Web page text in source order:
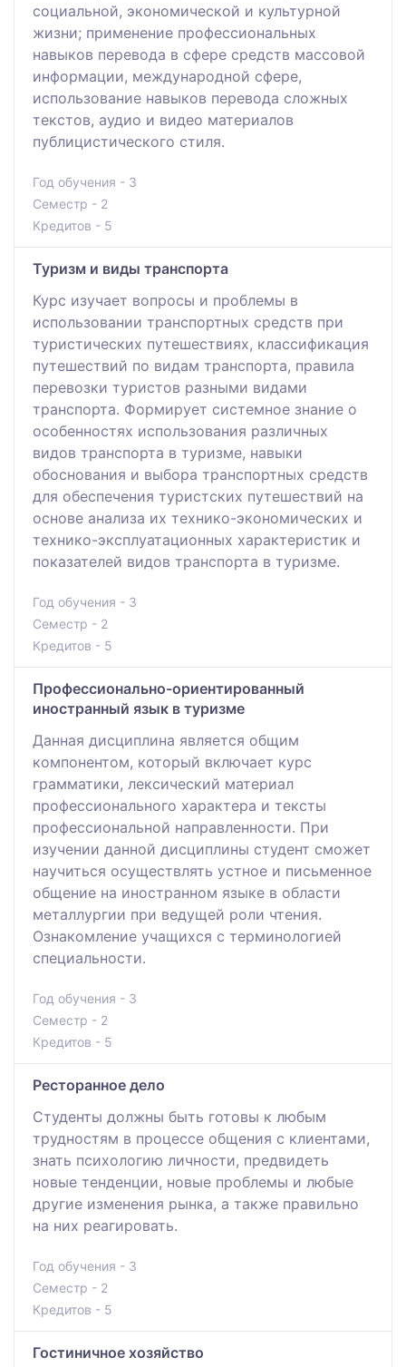
социальной, экономической и культурной
жизни; применение профессиональных
навыков перевода в сфере средств массовой
информации, международной сфере,
использование навыков перевода сложных
текстов, аудио и видео материалов
публицистического стиля.
Год обучения - 3
Семестр - 2
Кредитов - 5
Туризм и виды транспорта
Курс изучает вопросы и проблемы в
использовании транспортных средств при
туристических путешествиях, классификация
путешествий по видам транспорта, правила
перевозки туристов разными видами
транспорта. Формирует системное знание о
особенностях использования различных
видов транспорта в туризме, навыки
обоснования и выбора транспортных средств
для обеспечения туристских путешествий на
основе анализа их технико-экономических и
технико-эксплуатационных характеристик и
показателей видов транспорта в туризме.
Год обучения - 3
Семестр - 2
Кредитов - 5
Профессионально-ориентированный
иностранный язык в туризме
Данная дисциплина является общим
компонентом, который включает курс
грамматики, лексический материал
профессионального характера и тексты
профессиональной направленности. При
изучении данной дисциплины студент сможет
научиться осуществлять устное и письменное
общение на иностранном языке в области
металлургии при ведущей роли чтения.
Ознакомление учащихся с терминологией
специальности.
Год обучения - 3
Семестр - 2
Кредитов - 5
Ресторанное дело
Студенты должны быть готовы к любым
трудностям в процессе общения с клиентами,
знать психологию личности, предвидеть
новые тенденции, новые проблемы и любые
другие изменения рынка, а также правильно
на них реагировать.
Год обучения - 3
Семестр - 2
Кредитов - 5
Гостиничное хозяйство